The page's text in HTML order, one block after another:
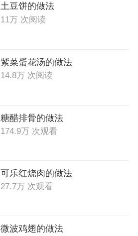
土豆饼的做法
11万 次阅读
紫菜蛋花汤的做法
14.8万 次阅读
糖醋排骨的做法
174.9万 次观看
可乐红烧肉的做法
27.7万 次观看
微波鸡翅的做法